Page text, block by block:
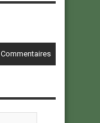
Commentaires